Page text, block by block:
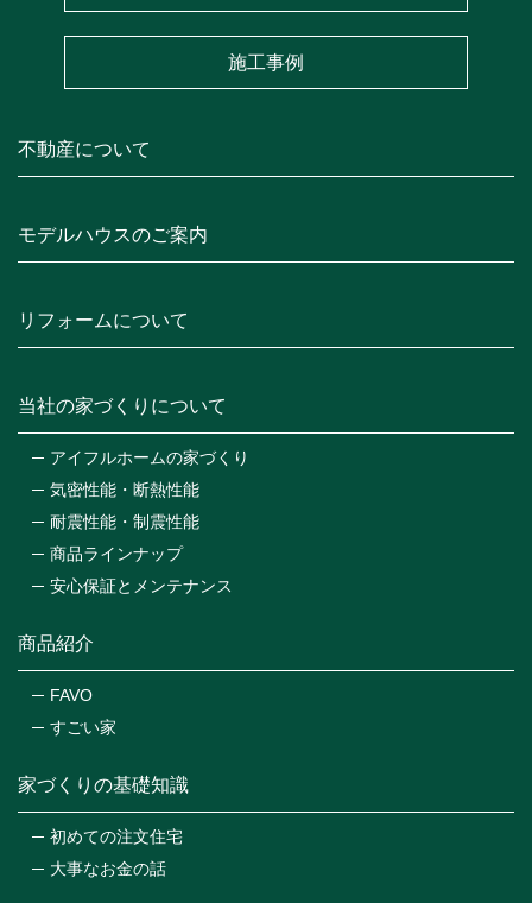
施工事例
モデルハウスのご案内
リフォームについて
家づくりの基礎知識
初めての注文住宅
大事なお金の話
当社の家づくりについて
アイフルホームの家づくり
気密性能・断熱性能
耐震性能・制震性能
商品ラインナップ
安心保証とメンテナンス
商品紹介
FAVO
すごい家
不動産について